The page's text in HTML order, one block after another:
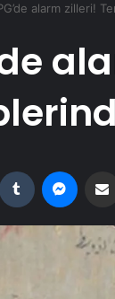
alarm zilleri!
Tumblr